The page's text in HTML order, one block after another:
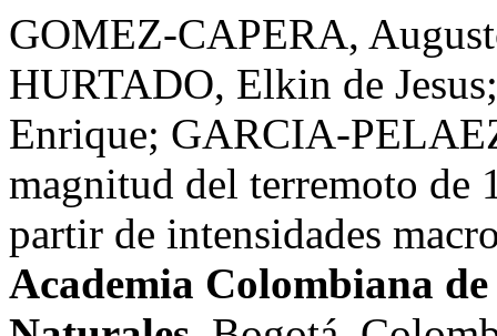
GOMEZ-CAPERA,
HURTADO, Elkin de
Enrique; GARCIA-
magnitud del terremoto de
partir de intensidades
Academia Colombiana